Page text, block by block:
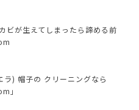
ビが生えてしまったら諦める前
) 帽子の クリーニングなら
」